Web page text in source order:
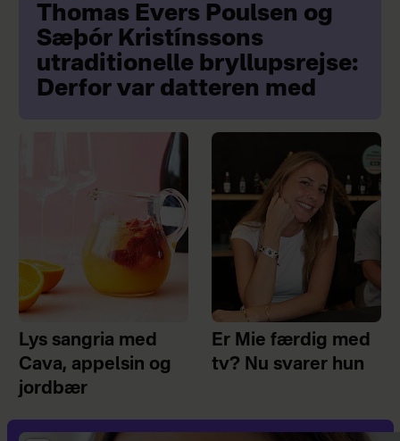
Thomas Evers Poulsen og
Sæþór Kristínssons
utraditionelle bryllupsrejse:
Derfor var datteren med
Lys sangria med
Cava, appelsin og
jordbær
Er Mie færdig med
tv? Nu svarer hun